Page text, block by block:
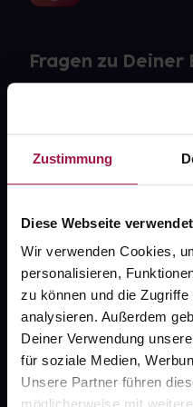
Zustimmung
Diese Webseite
Wir verwenden Cookies,
personalisieren,
zu können und die
analysieren. Außerdem
Deiner Verwendung
für soziale Medien,
Unsere Partner führen
Fragen zu Deiner
Über uns
Karriere